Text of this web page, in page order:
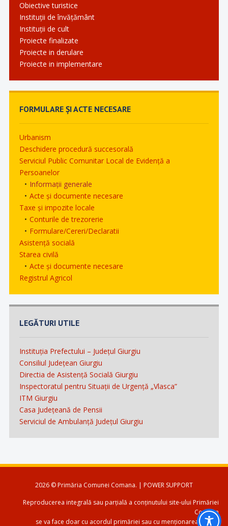
Obiective turistice
Instituții de învățământ
Instituții de cult
Proiecte finalizate
Proiecte in derulare
Proiecte in implementare
FORMULARE ȘI ACTE NECESARE
Urbanism
Deschidere procedură succesorală
Serviciul Public Comunitar Local de Evidență a
Persoanelor
Informații generale
Acte și documente necesare
Taxe și impozite locale
Conturile de trezorerie
Formulare/Cereri/Declaratii
Asistență socială
Starea civilă
Acte și documente necesare
Registrul Agricol
LEGĂTURI UTILE
Instituția Prefectului – Județul Giurgiu
Consiliul Județean Giurgiu
Directia de Asistență Socială Giurgiu
Inspectoratul pentru Situații de Urgență „Vlasca”
ITM Giurgiu
Casa Județeană de Pensii
Serviciul de Ambulanță Județul Giurgiu
2026 © Primăria Comunei Comana. | POWER SUPPORT
Reproducerea integrală sau parțială a conținutului site-ului Primăriei
Comana
se va face doar cu acordul primăriei sau cu menționarea sursei.